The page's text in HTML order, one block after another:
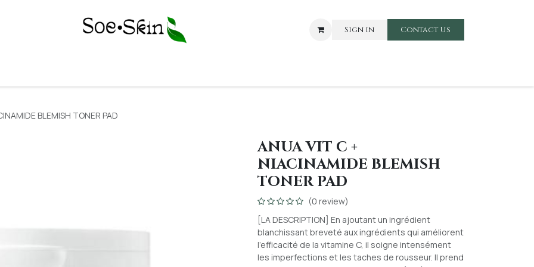
Sign in Contact Us​​
BLEMISH TONER PAD
ANUA VIT C +
NIACINAMIDE BLEMISH
TONER PAD
(0 review)
[LA DESCRIPTION] En ajoutant un ingrédient
blanchissant breveté aux ingrédients qui améliorent
l'efficacité de la vitamine C, il soigne intensément
les imperfections et les taches de rousseur. Il prend